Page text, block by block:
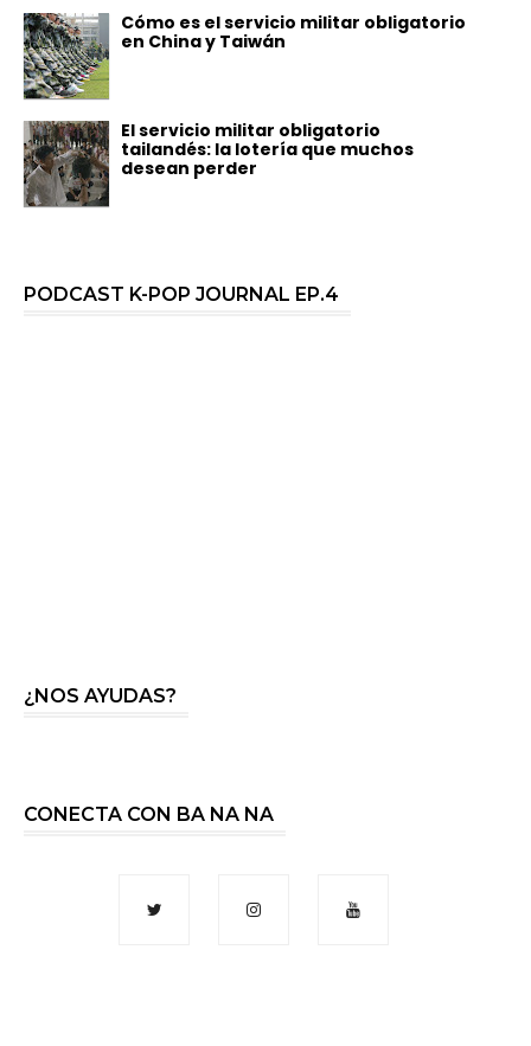
Cómo es el servicio militar obligatorio
en China y Taiwán
El servicio militar obligatorio
tailandés: la lotería que muchos
desean perder
PODCAST K-POP JOURNAL EP.4
¿NOS AYUDAS?
CONECTA CON BA NA NA